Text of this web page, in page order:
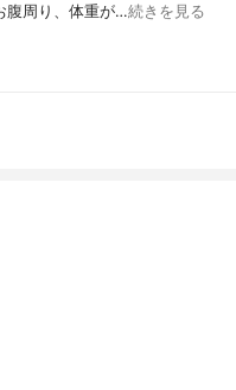
腹周り、体重が…続きを見る